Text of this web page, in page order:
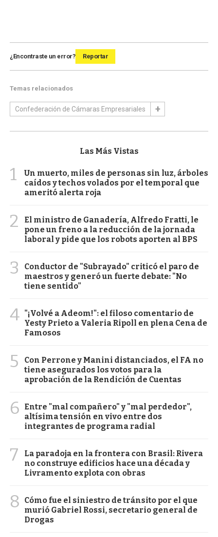
¿Encontraste un error? Reportar
Temas relacionados
Confederación de Cámaras Empresariales
Las Más Vistas
1
Un muerto, miles de personas sin luz, árboles
caídos y techos volados por el temporal que
ameritó alerta roja
2
El ministro de Ganadería, Alfredo Fratti, le
pone un freno a la reducción de la jornada
laboral y pide que los robots aporten al BPS
3
Conductor de "Subrayado" criticó el paro de
maestros y generó un fuerte debate: "No
tiene sentido"
4 "¡Volvé a Adeom!": el filoso comentario de
Yesty Prieto a Valeria Ripoll en plena Cena de
Famosos
5
Con Perrone y Manini distanciados, el FA no
tiene asegurados los votos para la
aprobación de la Rendición de Cuentas
6
Entre "mal compañero" y "mal perdedor",
altísima tensión en vivo entre dos
integrantes de programa radial
7
La paradoja en la frontera con Brasil: Rivera
no construye edificios hace una década y
Livramento explota con obras
8
Cómo fue el siniestro de tránsito por el que
murió Gabriel Rossi, secretario general de
Drogas